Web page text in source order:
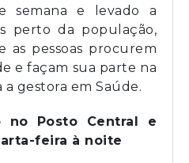
semana e levado a
perto da população,
as pessoas procurem
e façam sua parte na
a gestora em Saúde.
no Posto Central e
feira à noite